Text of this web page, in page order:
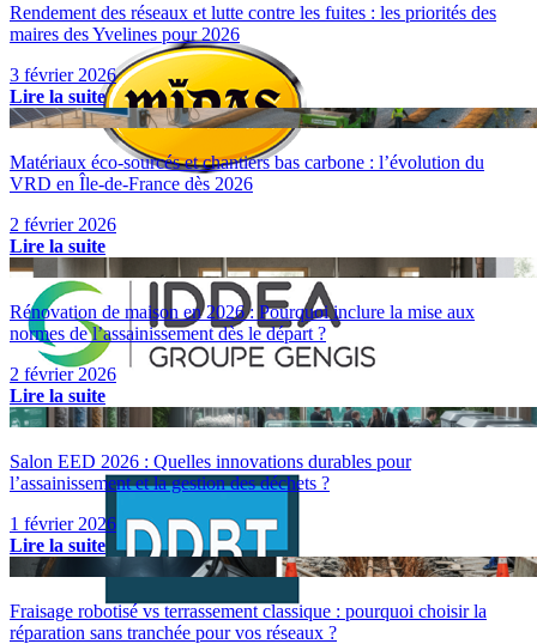
Rendement des réseaux et lutte contre les fuites : les priorités des
maires des Yvelines pour 2026
3 février 2026
Lire la suite
Matériaux éco-sourcés et chantiers bas carbone : l’évolution du
VRD en Île-de-France dès 2026
2 février 2026
Lire la suite
Rénovation de maison en 2026 : Pourquoi inclure la mise aux
normes de l’assainissement dès le départ ?
2 février 2026
Lire la suite
Salon EED 2026 : Quelles innovations durables pour
l’assainissement et la gestion des déchets ?
1 février 2026
Lire la suite
Fraisage robotisé vs terrassement classique : pourquoi choisir la
réparation sans tranchée pour vos réseaux ?